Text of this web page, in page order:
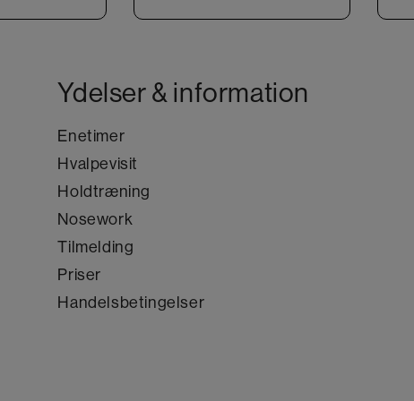
Ydelser & information
Enetimer
Hvalpevisit
Holdtræning
Nosework
Tilmelding
Priser
Handelsbetingelser